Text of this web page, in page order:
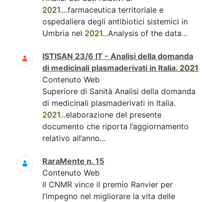
2021....farmaceutica territoriale e
ospedaliera degli antibiotici sistemici in
Umbria nel 2021...Analysis of the data...
ISTISAN 23/6 IT - Analisi della domanda
di medicinali plasmaderivati in Italia. 2021
Contenuto Web
Superiore di Sanità Analisi della domanda
di medicinali plasmaderivati in Italia.
2021...elaborazione del presente
documento che riporta l’aggiornamento
relativo all’anno...
RaraMente n. 15
Contenuto Web
Il CNMR vince il premio Ranvier per
l’impegno nel migliorare la vita delle